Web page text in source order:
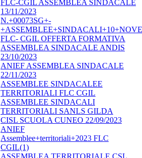
FLC-CGIL ASSEMBLEA SINDACALE
13/11/2023
N.+00073SG+-
FLC- CGIL OFFERTA FORMATIVA
ASSEMBLEA SINDACALE ANDIS
23/10/2023
ANIEF ASSEMBLEA SINDACALE
22/11/2023
ASSEMBLEE SINDACALEE
TERRITORIALI FLC CGIL
ASSEMBLEE SINDACALI
TERRITORIALI SANLS GILDA
CISL SCUOLA CUNEO 22/09/2023
ANIEF
Assemblee+territoriali+2023 FLC
CGIL(1)